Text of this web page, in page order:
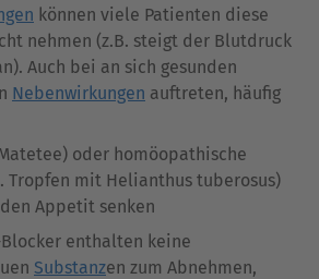
können viele Patienten diese
nehmen (z.B. steigt der Blutdruck
Auch bei an sich gesunden
Nebenwirkungen auftreten, häufig
oder homöopathische
Tropfen mit Helianthus tuberosus)
Appetit senken
Blocker enthalten keine
Substanzen zum Abnehmen,